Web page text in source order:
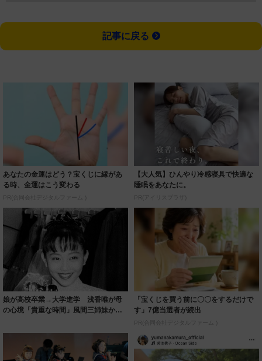
記事に戻る
あなたの金運はどう？宝くじに縁があ
る時、金運はこう変わる
PR(合同会社デジタルファーム )
【大人気】ひんやり冷感寝具で快適な
睡眠をあなたに。
PR(アイリスプラザ)
娘が高校卒業→大学進学 浅香唯が母
の心境「貴重な時間」風間三姉妹から4
「宝くじを買う前に〇〇をするだけで
す」7億当選者が続出
PR(合同会社デジタルファーム )